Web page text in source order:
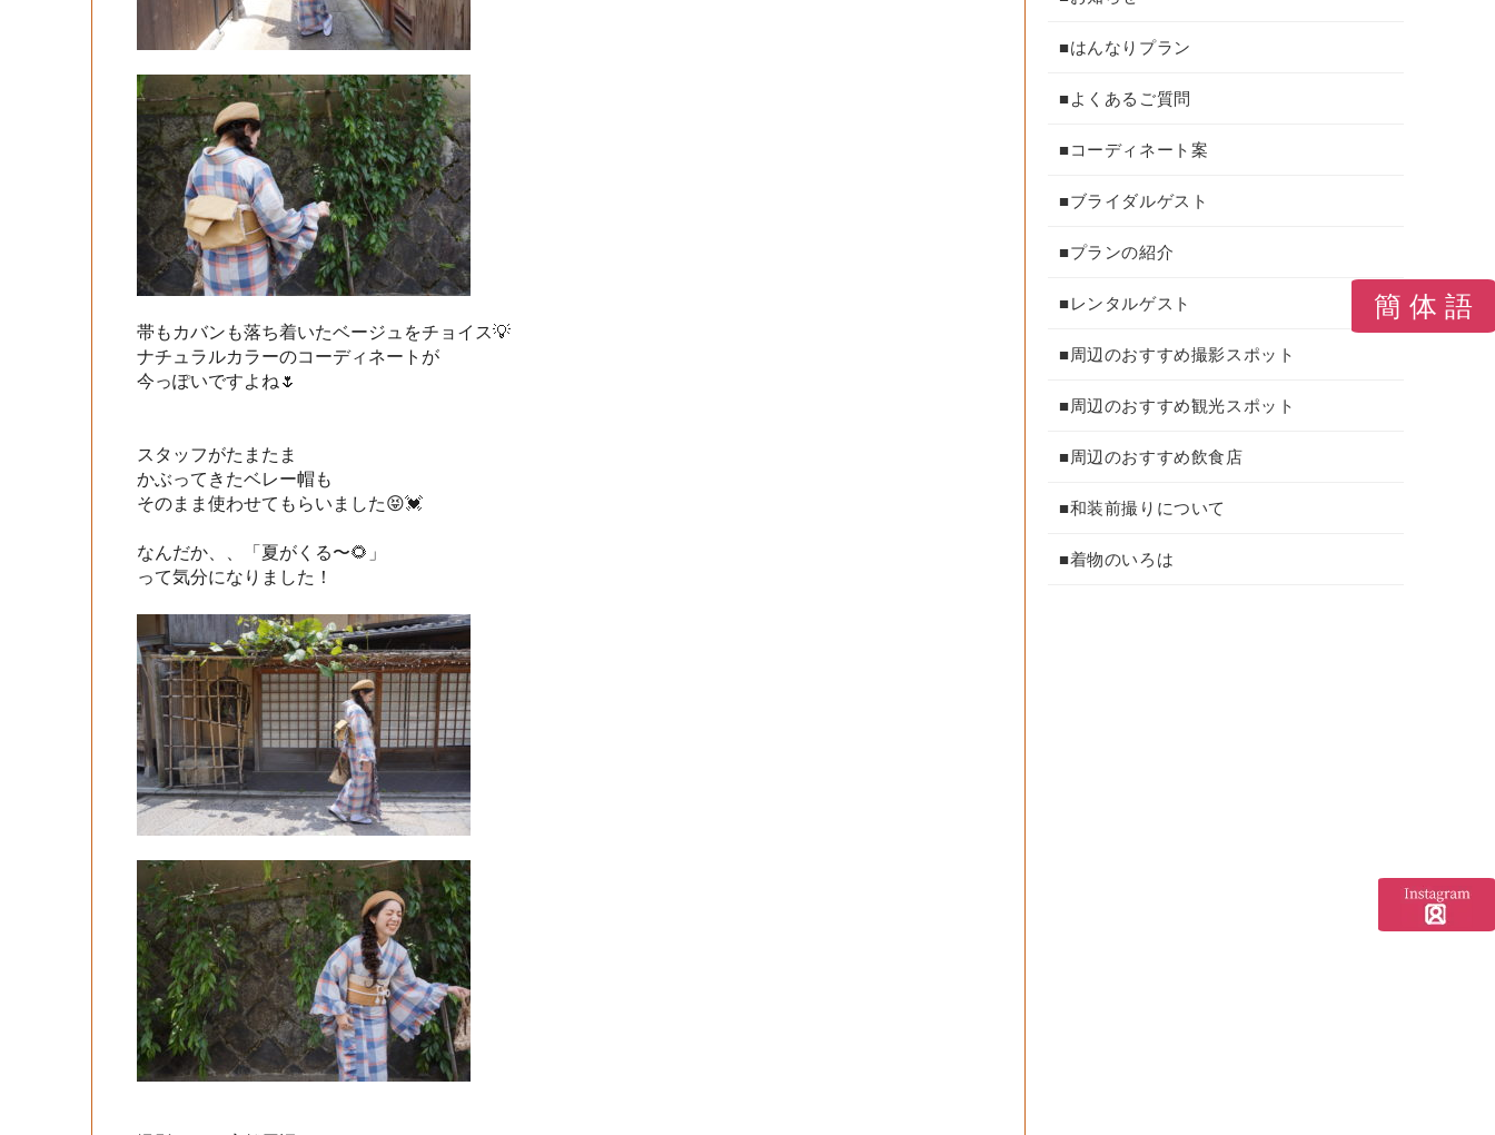
帯もカバンも落ち着いたベージュをチョイス💡
ナチュラルカラーのコーディネートが
今っぽいですよね🌷
スタッフがたまたま
かぶってきたベレー帽も
そのまま使わせてもらいました😝💓
なんだか、、「夏がくる〜🌻」
って気分になりました！
■はんなりプラン
■よくあるご質問
■コーディネート案
■ブライダルゲスト
■プランの紹介
■レンタルゲスト
■周辺のおすすめ撮影スポット
■周辺のおすすめ観光スポット
■周辺のおすすめ飲食店
■和装前撮りについて
■着物のいろは
簡 体 語